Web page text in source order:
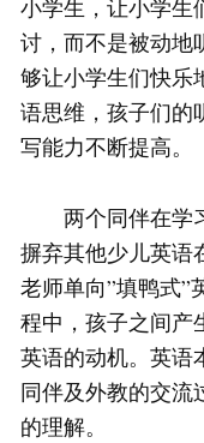
小学生，让小学生
讨，而不是被动地
够让小学生们快乐
语思维，孩子们的
写能力不断提高。
两个同伴在学习
摒弃其他少儿英语
老师单向”填鸭式”
程中，孩子之间产
英语的动机。英语
同伴及外教的交流
的理解。